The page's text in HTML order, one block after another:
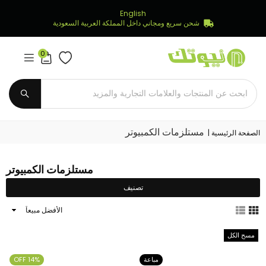
English
شحن سريع ومجاني داخل المملكة العربية السعودية
Newtech
Store يُقدِّم
0
الصفحة الرئيسية | مستلزمات الكمبيوتر
مستلزمات الكمبيوتر
تصنيف
ترتيب
مسح الكل
14% OFF
مباعة